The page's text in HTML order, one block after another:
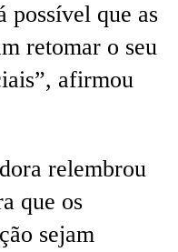
possível que as
retomar o seu
afirmou
relembrou
que os
sejam